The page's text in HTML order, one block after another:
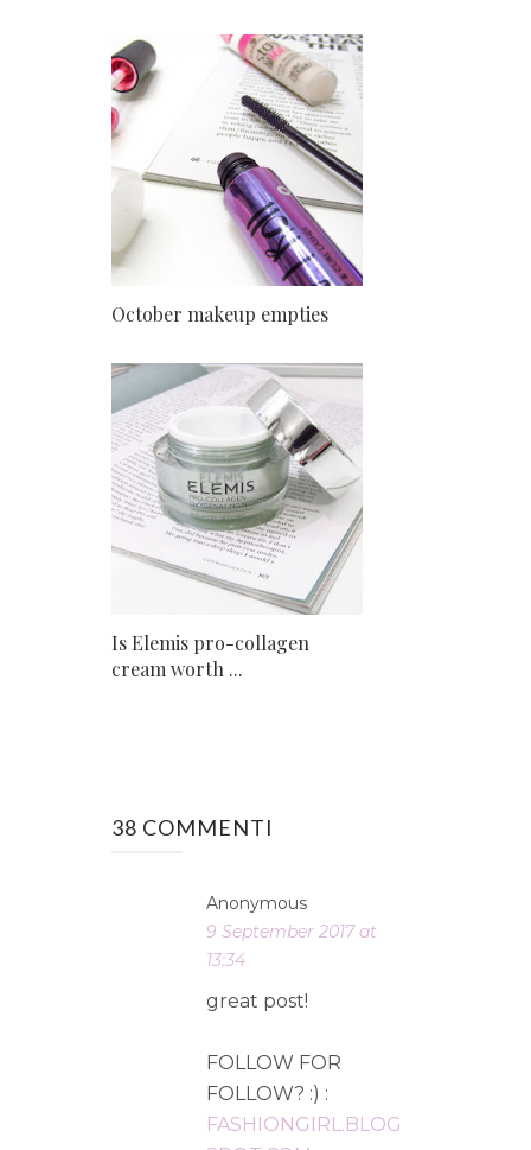
October makeup empties
Is Elemis pro-collagen
cream worth ...
38 COMMENTI
Anonymous
9 September 2017 at
13:34
great post!
FOLLOW FOR
FOLLOW? :) :
FASHIONGIRL.BLOG